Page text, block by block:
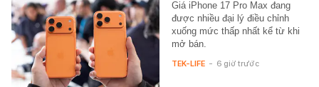
Giá iPhone 17 Pro Max đang
được nhiều đại lý điều chỉnh
xuống mức thấp nhất kể từ khi
mở bán.
TEK-LIFE - 6 giờ trước